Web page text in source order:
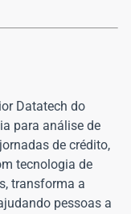
Datatech do
para análise de
de crédito,
tecnologia de
transforma a
pessoas a